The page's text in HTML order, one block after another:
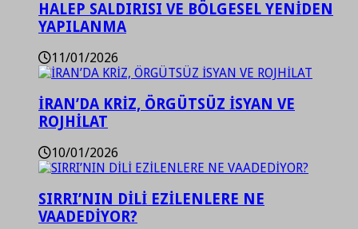
HALEP SALDIRISI VE BÖLGESEL YENİDEN
YAPILANMA
11/01/2026
İRAN’DA KRİZ, ÖRGÜTSÜZ İSYAN VE
ROJHİLAT
10/01/2026
SIRRI’NIN DİLİ EZİLENLERE NE
VAADEDİYOR?